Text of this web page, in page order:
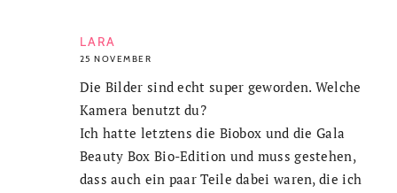
LARA
25 NOVEMBER
Die Bilder sind echt super geworden. Welche
Kamera benutzt du?
Ich hatte letztens die Biobox und die Gala
Beauty Box Bio-Edition und muss gestehen,
dass auch ein paar Teile dabei waren, die ich